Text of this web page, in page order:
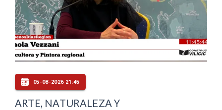
05-08-2026 21:45
ARTE, NATURALEZA Y